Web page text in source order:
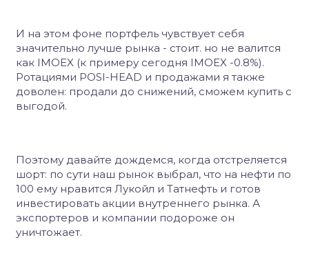
И на этом фоне портфель чувствует себя
значительно лучше рынка - стоит. но не валится
как IMOEX (к примеру сегодня IMOEX -0.8%).
Ротациями POSI-HEAD и продажами я также
доволен: продали до снижений, сможем купить с
выгодой.
Поэтому давайте дождемся, когда отстреляется
шорт: по сути наш рынок выбрал, что на нефти по
100 ему нравится Лукойл и Татнефть и готов
инвестировать акции внутреннего рынка. А
экспортеров и компании подороже он
уничтожает.